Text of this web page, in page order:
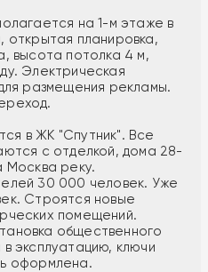
на 1-м этаже в
открытая планировка,
высота потолка 4 м,
Электрическая
размещения рекламы.
в ЖК "Спутник". Все
с отделкой, дома 28-
Москва реку.
30 000 человек. Уже
Строятся новые
помещений.
общественного
эксплуатацию, ключи
оформлена.